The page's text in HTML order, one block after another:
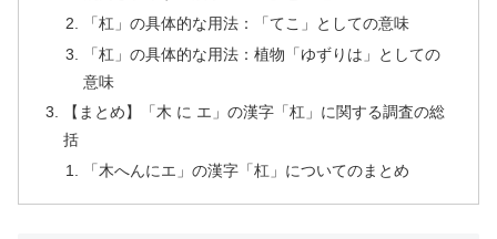
「杠」の具体的な用法：「てこ」としての意味
「杠」の具体的な用法：植物「ゆずりは」としての
意味
【まとめ】「木 に エ」の漢字「杠」に関する調査の総
括
「木へんにエ」の漢字「杠」についてのまとめ